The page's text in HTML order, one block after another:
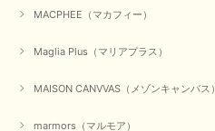
MACPHEE（マカフィー）
Maglia Plus（マリアプラス）
MAISON CANVVAS（メゾンキャンバス）
marmors（マルモア）